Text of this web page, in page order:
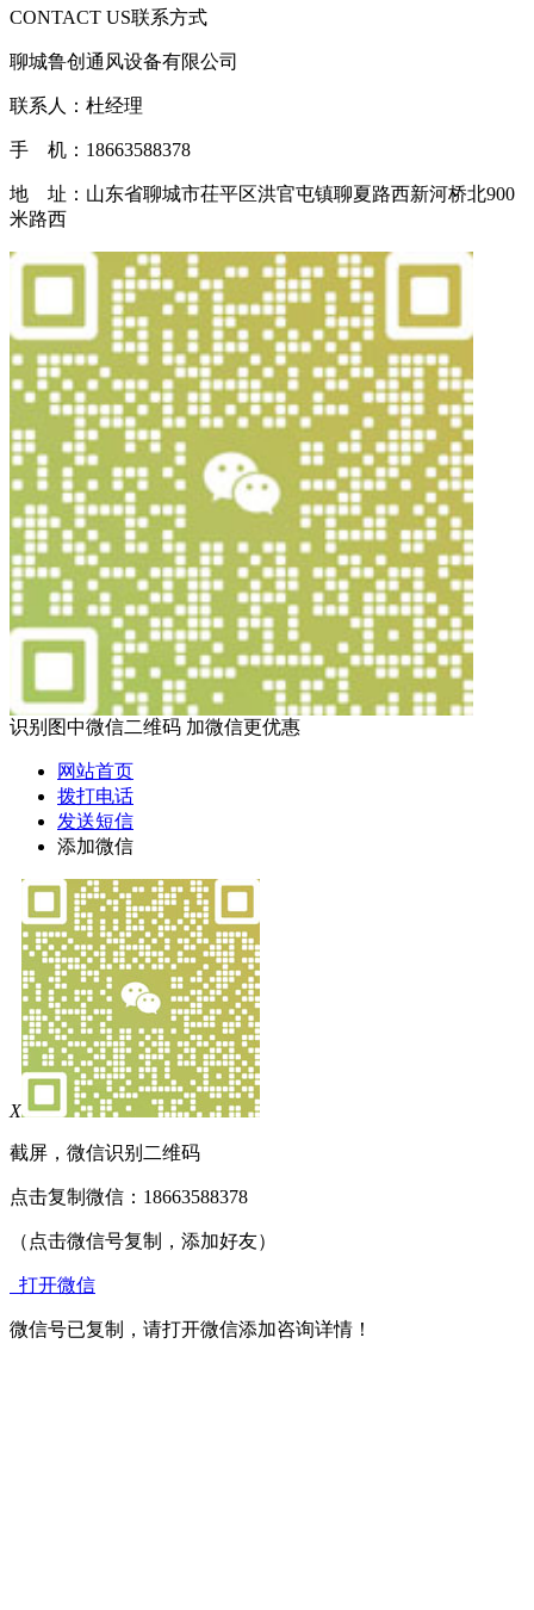
CONTACT US联系方式
聊城鲁创通风设备有限公司
联系人：杜经理
手 机：18663588378
地 址：山东省聊城市茌平区洪官屯镇聊夏路西新河桥北900
米路西
识别图中微信二维码 加微信更优惠
网站首页
拨打电话
发送短信
添加微信
X
截屏，微信识别二维码
点击复制微信：18663588378
（点击微信号复制，添加好友）
打开微信
微信号已复制，请打开微信添加咨询详情！